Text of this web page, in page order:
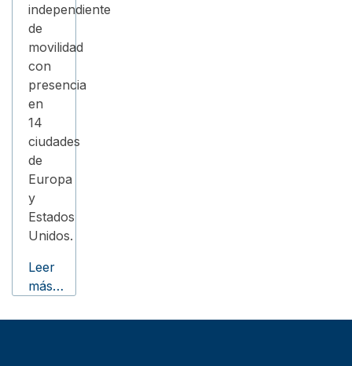
independiente
de
movilidad
con
presencia
en
14
ciudades
de
Europa
y
Estados
Unidos.
Leer
más…